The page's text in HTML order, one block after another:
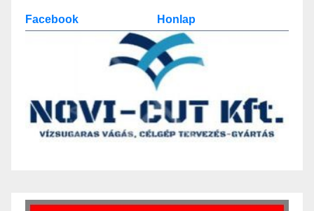
Facebook Honlap